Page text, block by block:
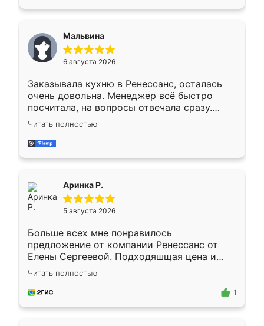
меньше, здесь же он более разнообразный.
Мне нравится ,если что-то потребуется из
мебели буду заказывать только здесь.
Мальвина
6 августа 2026
Заказывала кухню в Ренессанс, осталась
очень довольна. Менеджер всё быстро
посчитала, на вопросы отвечала сразу.
Замерщик приехал в субботу, подошёл к
делу со всей ответственностью. Собрали
за день, ребята работали аккуратно, даже
Читать полностью
Аринка Р.
5 августа 2026
Больше всех мне понравилось
предложение от компании Ренессанс от
Елены Сергеевой. Подходяшщая цена и
короткие сроки изготовления. Приехавший
для замера сотрудник Владислав
предложил по моему эскизу самый
Читать полностью
1